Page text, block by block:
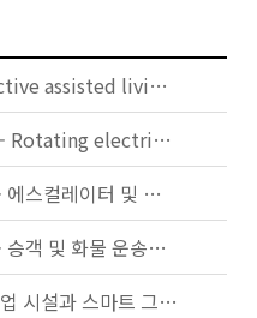
IEC TS 63134:2020 - Active assisted living (AAL) use cases
IEC 60034-5:2020 RLV - Rotating electrical machines - Part 5: Degrees of protection provided by the integral design of rotating electrical machines (IP code) - Classification
KS B ISO/TS 25740-1 - 에스컬레이터 및 무빙워크에 대한 안전요건 — 제1부: 세계공통 필수 안전요건(GESRs)
KS B ISO/TS 8100-21 - 승객 및 화물 운송용 엘리베이터 —제21부: 세계공통 필수안전요건(GESRs)을 충족하는 세계공통 안전 파라미터(GSPs)
KS C IEC TS 62872 - 산업 시설과 스마트 그리드 사이의 산업 공정 측정, 제어 및 자동화 시스템 인터페이스